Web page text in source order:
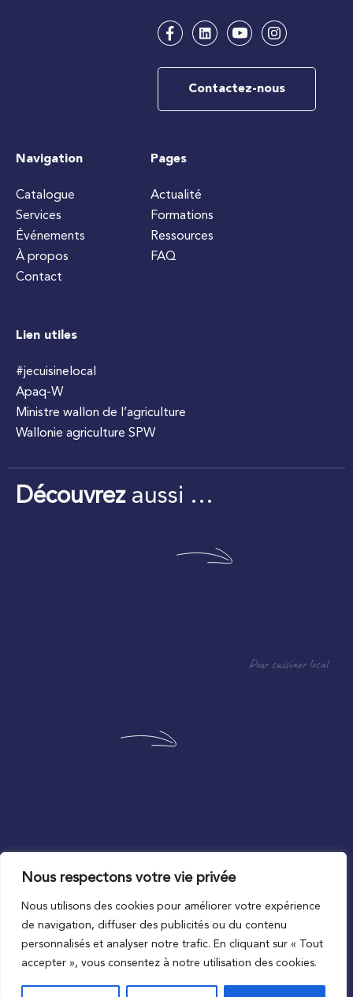
Nous respectons votre vie privée
Nous utilisons des cookies pour améliorer votre expérience
de navigation, diffuser des publicités ou du contenu
personnalisés et analyser notre trafic. En cliquant sur « Tout
accepter », vous consentez à notre utilisation des cookies.
Contactez-nous
Navigation
Catalogue
Services
Événements
À propos
Contact
Pages
Actualité
Formations
Ressources
FAQ
Lien utiles
#jecuisinelocal
Apaq-W
Ministre wallon de l’agriculture
Wallonie agriculture SPW
Découvrezaussi …
Pour cuisiner local
Au plus proche du local